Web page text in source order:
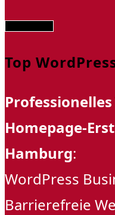
Top
Homepage-
Hamburg:
WordPress
Barrierefreie